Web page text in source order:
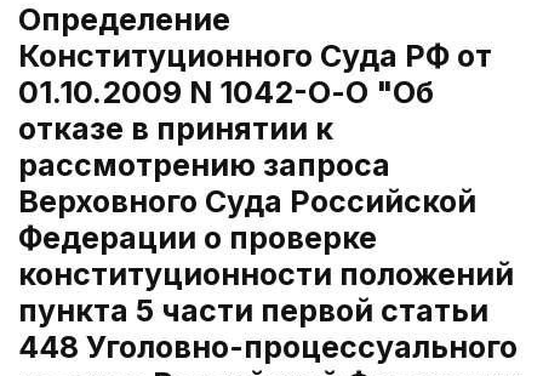
Определение
Конституционного Суда РФ от
01.10.2009 N 1042-О-О "Об
отказе в принятии к
рассмотрению запроса
Верховного Суда Российской
Федерации о проверке
конституционности положений
пункта 5 части первой статьи
448 Уголовно-процессуального